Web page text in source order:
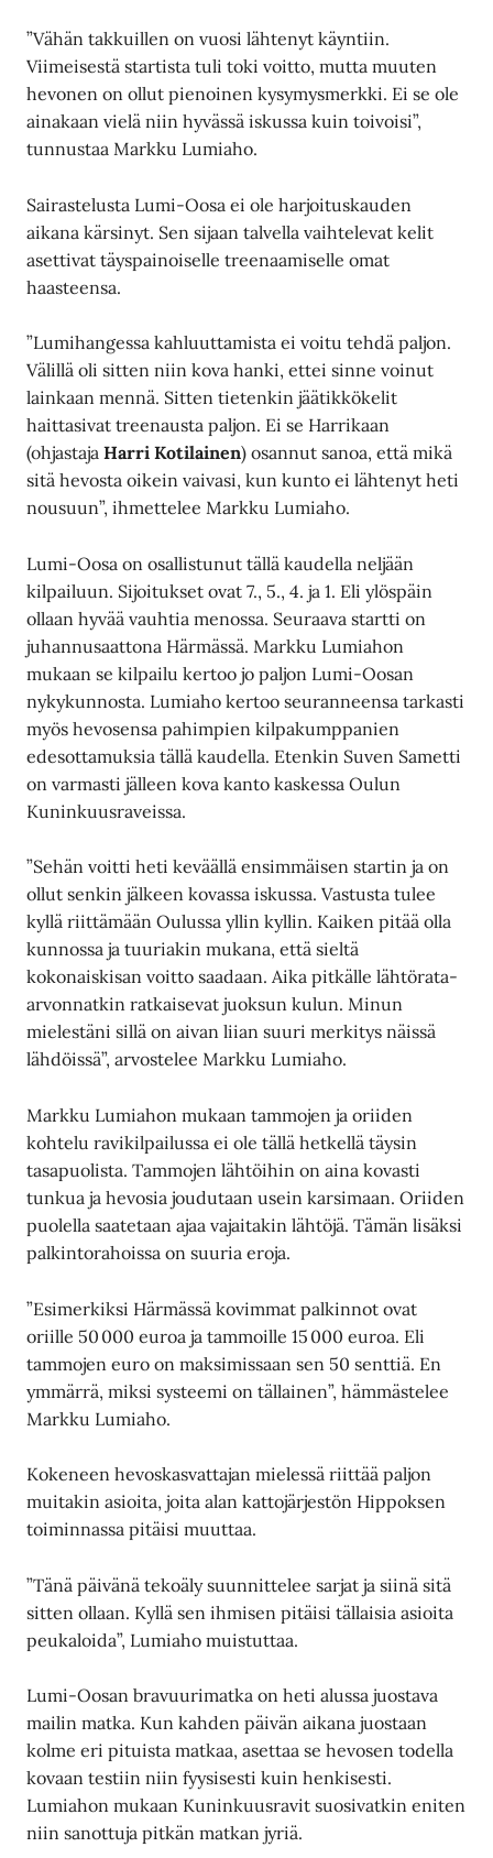
”Vähän takkuillen on vuosi lähtenyt käyntiin.
Viimeisestä startista tuli toki voitto, mutta muuten
hevonen on ollut pienoinen kysymysmerkki. Ei se ole
ainakaan vielä niin hyvässä iskussa kuin toivoisi”,
tunnustaa Markku Lumiaho.
Sairastelusta Lumi-Oosa ei ole harjoituskauden
aikana kärsinyt. Sen sijaan talvella vaihtelevat kelit
asettivat täyspainoiselle treenaamiselle omat
haasteensa.
”Lumihangessa kahluuttamista ei voitu tehdä paljon.
Välillä oli sitten niin kova hanki, ettei sinne voinut
lainkaan mennä. Sitten tietenkin jäätikkökelit
haittasivat treenausta paljon. Ei se Harrikaan
(ohjastajaHarri Kotilainen) osannut sanoa, että mikä
sitä hevosta oikein vaivasi, kun kunto ei lähtenyt heti
nousuun”, ihmettelee Markku Lumiaho.
Lumi-Oosa on osallistunut tällä kaudella neljään
kilpailuun. Sijoitukset ovat 7., 5., 4. ja 1. Eli ylöspäin
ollaan hyvää vauhtia menossa. Seuraava startti on
juhannusaattona Härmässä. Markku Lumiahon
mukaan se kilpailu kertoo jo paljon Lumi-Oosan
nykykunnosta. Lumiaho kertoo seuranneensa tarkasti
myös hevosensa pahimpien kilpakumppanien
edesottamuksia tällä kaudella. Etenkin Suven Sametti
on varmasti jälleen kova kanto kaskessa Oulun
Kuninkuusraveissa.
”Sehän voitti heti keväällä ensimmäisen startin ja on
ollut senkin jälkeen kovassa iskussa. Vastusta tulee
kyllä riittämään Oulussa yllin kyllin. Kaiken pitää olla
kunnossa ja tuuriakin mukana, että sieltä
kokonaiskisan voitto saadaan. Aika pitkälle lähtörata-
arvonnatkin ratkaisevat juoksun kulun. Minun
mielestäni sillä on aivan liian suuri merkitys näissä
lähdöissä”, arvostelee Markku Lumiaho.
Markku Lumiahon mukaan tammojen ja oriiden
kohtelu ravikilpailussa ei ole tällä hetkellä täysin
tasapuolista. Tammojen lähtöihin on aina kovasti
tunkua ja hevosia joudutaan usein karsimaan. Oriiden
puolella saatetaan ajaa vajaitakin lähtöjä. Tämän lisäksi
palkintorahoissa on suuria eroja.
”Esimerkiksi Härmässä kovimmat palkinnot ovat
oriille 50 000 euroa ja tammoille 15 000 euroa. Eli
tammojen euro on maksimissaan sen 50 senttiä. En
ymmärrä, miksi systeemi on tällainen”, hämmästelee
Markku Lumiaho.
Kokeneen hevoskasvattajan mielessä riittää paljon
muitakin asioita, joita alan kattojärjestön Hippoksen
toiminnassa pitäisi muuttaa.
”Tänä päivänä tekoäly suunnittelee sarjat ja siinä sitä
sitten ollaan. Kyllä sen ihmisen pitäisi tällaisia asioita
peukaloida”, Lumiaho muistuttaa.
Lumi-Oosan bravuurimatka on heti alussa juostava
mailin matka. Kun kahden päivän aikana juostaan
kolme eri pituista matkaa, asettaa se hevosen todella
kovaan testiin niin fyysisesti kuin henkisesti.
Lumiahon mukaan Kuninkuusravit suosivatkin eniten
niin sanottuja pitkän matkan jyriä.